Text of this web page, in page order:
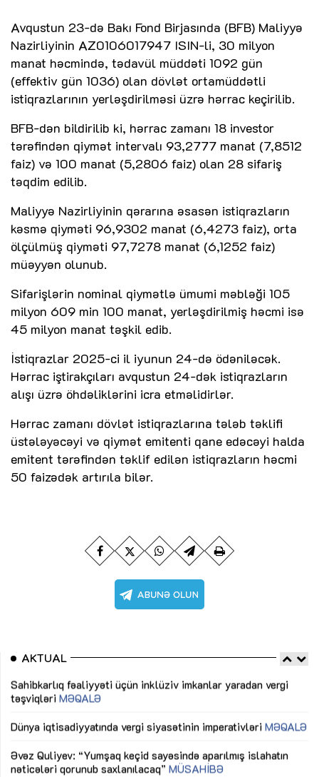
Avqustun 23-də Bakı Fond Birjasında (BFB) Maliyyə
Nazirliyinin AZ0106017947 ISIN-li, 30 milyon
manat həcmində, tədavül müddəti 1092 gün
(effektiv gün 1036) olan dövlət ortamüddətli
istiqrazlarının yerləşdirilməsi üzrə hərrac keçirilib.
BFB-dən bildirilib ki, hərrac zamanı 18 investor
tərəfindən qiymət intervalı 93,2777 manat (7,8512
faiz) və 100 manat (5,2806 faiz) olan 28 sifariş
təqdim edilib.
Maliyyə Nazirliyinin qərarına əsasən istiqrazların
kəsmə qiyməti 96,9302 manat (6,4273 faiz), orta
ölçülmüş qiyməti 97,7278 manat (6,1252 faiz)
müəyyən olunub.
Sifarişlərin nominal qiymətlə ümumi məbləği 105
milyon 609 min 100 manat, yerləşdirilmiş həcmi isə
45 milyon manat təşkil edib.
İstiqrazlar 2025-ci il iyunun 24-də ödəniləcək.
Hərrac iştirakçıları avqustun 24-dək istiqrazların
alışı üzrə öhdəliklərini icra etməlidirlər.
Hərrac zamanı dövlət istiqrazlarına tələb təklifi
üstələyəcəyi və qiymət emitenti qane edəcəyi halda
emitent tərəfindən təklif edilən istiqrazların həcmi
50 faizədək artırıla bilər.
AKTUAL
Sahibkarlıq fəaliyyəti üçün inklüziv imkanlar yaradan vergi
təşviqləri MƏQALƏ
Dünya iqtisadiyyatında vergi siyasətinin imperativləri MƏQALƏ
Əvəz Quliyev: “Yumşaq keçid sayəsində aparılmış islahatın
nəticələri qorunub saxlanılacaq” MÜSAHİBƏ